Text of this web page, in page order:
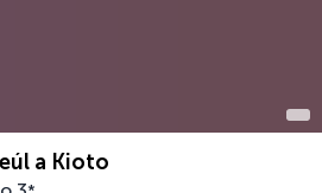
a Kioto